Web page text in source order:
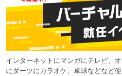
インターネットにマンガにテレビ、
にダーツにカラオケ、卓球などなど